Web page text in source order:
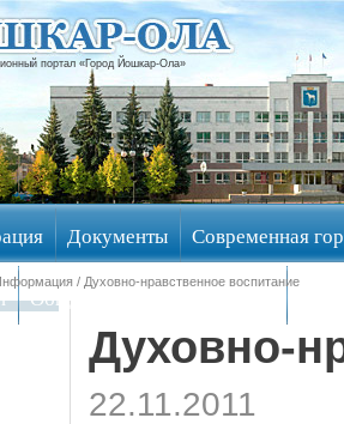
портал «Город Йошкар-Ола»
Документы Современная
Общественные обсуждения
/ Духовно-нравственное воспитание
Духовно-
22.11.2011